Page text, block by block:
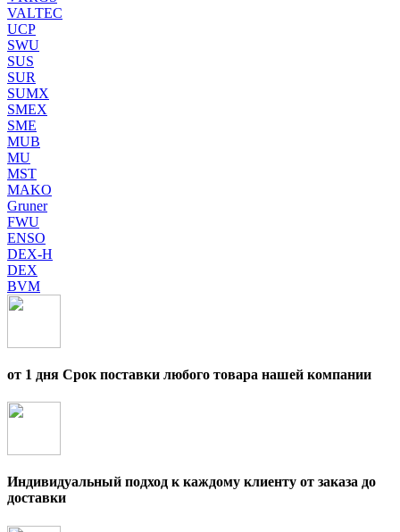
VALTEC
UCP
SWU
SUS
SUR
SUMX
SMEX
SME
MUB
MU
MST
MAKO
Gruner
FWU
ENSO
DEX-H
DEX
BVM
от 1 дня Срок поставки любого товара нашей компании
Индивидуальный подход к каждому клиенту от заказа до
доставки